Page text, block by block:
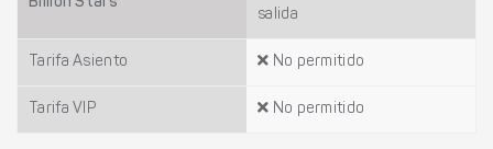
Billion Stars
salida
Tarifa Asiento No permitido
Tarifa VIP No permitido